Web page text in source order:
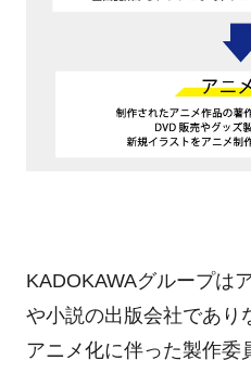
KADOKAWAグループは
や小説の出版会社であり
アニメ化に伴った製作委